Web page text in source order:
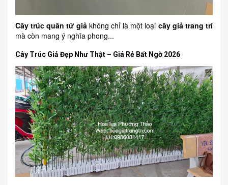
Cây trúc quân tử giả không chỉ là một loại cây giả trang trí
mà còn mang ý nghĩa phong...
Cây Trúc Giả Đẹp Như Thật – Giá Rẻ Bất Ngờ 2026